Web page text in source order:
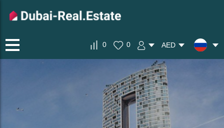
0 0 AED